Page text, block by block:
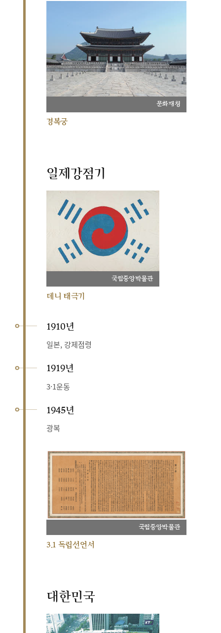
문화재청
경복궁
일제강점기
국립중앙박물관
데니 태극기
1910년
일본, 강제점령
1919년
3·1운동
1945년
광복
국립중앙박물관
3.1 독립선언서
대한민국